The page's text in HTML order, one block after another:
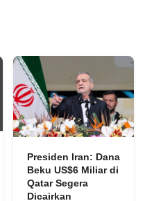
Presiden Iran: Dana
Beku US$6 Miliar di
Qatar Segera
Dicairkan